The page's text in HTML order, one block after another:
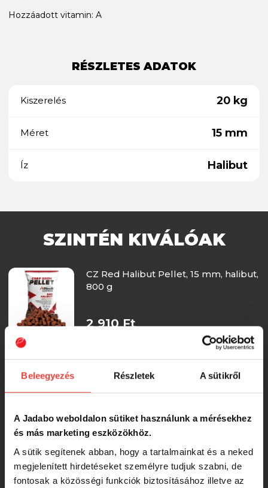
Beleegyezés Részletek A sütikről
A Jadabo weboldalon sütiket használunk a mérésekhez
és más marketing eszközökhöz.
A sütik segítenek abban, hogy a tartalmainkat és a neked
megjelenített hirdetéseket személyre tudjuk szabni, de
fontosak a közösségi funkciók biztosításához illetve az
Hozzáadott vitamin: A
RÉSZLETES ADATOK
Kiszerelés 20 kg
Méret 15 mm
Íz Halibut
SZINTÉN KIVÁLÓAK
CZ Red Halibut Pellet, 15 mm, halibut,
800 g
2 910 Ft
CZ Black Halibut Pellet, 15 mm,
halibut, 800 g
CZ Red Halibut Pellet, 20 mm,
halibut, 800 g